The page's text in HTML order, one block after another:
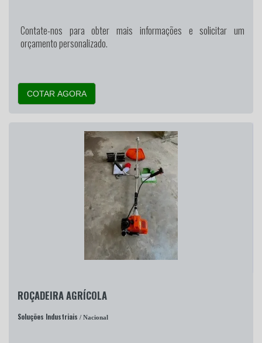
Contate-nos para obter mais informações e solicitar um
orçamento personalizado.
COTAR AGORA
ROÇADEIRA AGRÍCOLA
Soluções Industriais / Nacional